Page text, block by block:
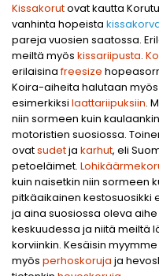
Kissakorutovat kautta
vanhinta hopeista
pareja vuosien saatossa.
meiltä myös kissariipusta.
erilaisinafreesize
Koira-aiheita halutaan
esimerkiksi laattariipuksiin.
niin sormeen kuin
motoristien suosiossa.
ovatsudetja karhut, eli
petoeläimet.
kuin naisetkin niin sormeen
pitkäaikainen kestosuosikki
ja aina suosiossa oleva
keskuudessa ja niitä meiltä
korviinkin. Kesäisin
myös perhoskoruja ja